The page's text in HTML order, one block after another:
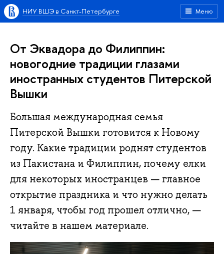
Меню
НИУ ВШЭ в Санкт-Петербурге
От Эквадора до Филиппин:
новогодние традиции глазами
иностранных студентов Питерской
Вышки
Большая международная семья
Питерской Вышки готовится к Новому
году. Какие традиции роднят студентов
из Пакистана и Филиппин, почему елки
для некоторых иностранцев — главное
открытие праздника и что нужно делать
1 января, чтобы год прошел отлично, —
читайте в нашем материале.